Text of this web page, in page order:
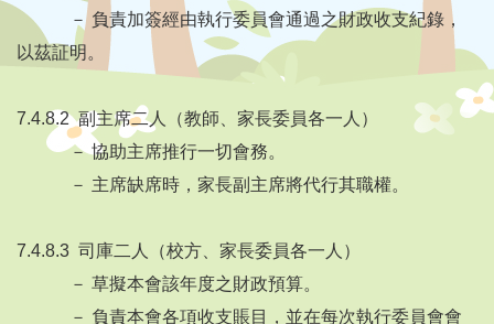
－ 負責加簽經由執行委員會通過之財政收支紀錄，
以茲証明。
7.4.8.2 副主席二人（教師、家長委員各一人）
－ 協助主席推行一切會務。
－ 主席缺席時，家長副主席將代行其職權。
7.4.8.3 司庫二人（校方、家長委員各一人）
－ 草擬本會該年度之財政預算。
－ 負責本會各項收支賬目，並在每次執行委員會會